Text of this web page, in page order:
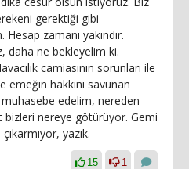
gerektiği gibi
zamanı yakındır.
daha ne bekleyelim ki.
camiasının sorunları ile
hakkını savunan
edelim, nereden
bizleri nereye götürüyor. Gemi
yazık.
15 1